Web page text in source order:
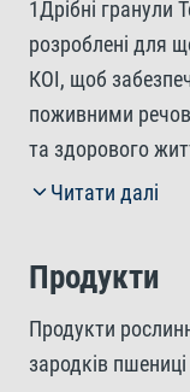
1Дрібні гранули
розроблені для
КОІ, щоб
поживними
та здорового
кожного виду
життєздатності
речовини,
забезпечують
Читати далі
Продукти
Продукти
зародків